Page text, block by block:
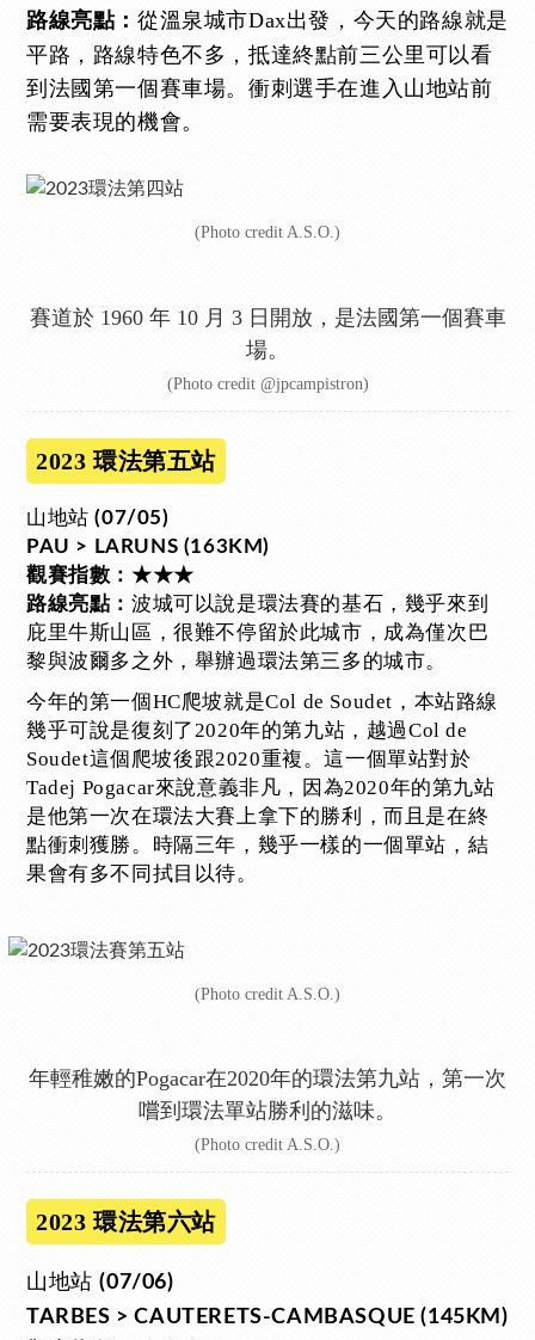
路線亮點： 從溫泉城市Dax出發，今天的路線就是
平路，路線特色不多，抵達終點前三公里可以看
到法國第一個賽車場。衝刺選手在進入山地站前
需要表現的機會。
(Photo credit A.S.O.)
賽道於 1960 年 10 月 3 日開放，是法國第一個賽車
場。
(Photo credit @jpcampistron)
2023 環法第五站
山地站(07/05)
PAU > LARUNS (163KM)
觀賽指數：★★★
路線亮點： 波城可以說是環法賽的基石，幾乎來到
庇里牛斯山區，很難不停留於此城市，成為僅次巴
黎與波爾多之外，舉辦過環法第三多的城市。
今年的第一個HC爬坡就是Col de Soudet，本站路線
幾乎可說是復刻了2020年的第九站，越過Col de
Soudet這個爬坡後跟2020重複。這一個單站對於
Tadej Pogacar來說意義非凡，因為2020年的第九站
是他第一次在環法大賽上拿下的勝利，而且是在終
點衝刺獲勝。時隔三年，幾乎一樣的一個單站，結
果會有多不同拭目以待。
(Photo credit A.S.O.)
年輕稚嫩的Pogacar在2020年的環法第九站，第一次
嚐到環法單站勝利的滋味。
(Photo credit A.S.O.)
2023 環法第六站
山地站(07/06)
TARBES > CAUTERETS-CAMBASQUE (145KM)